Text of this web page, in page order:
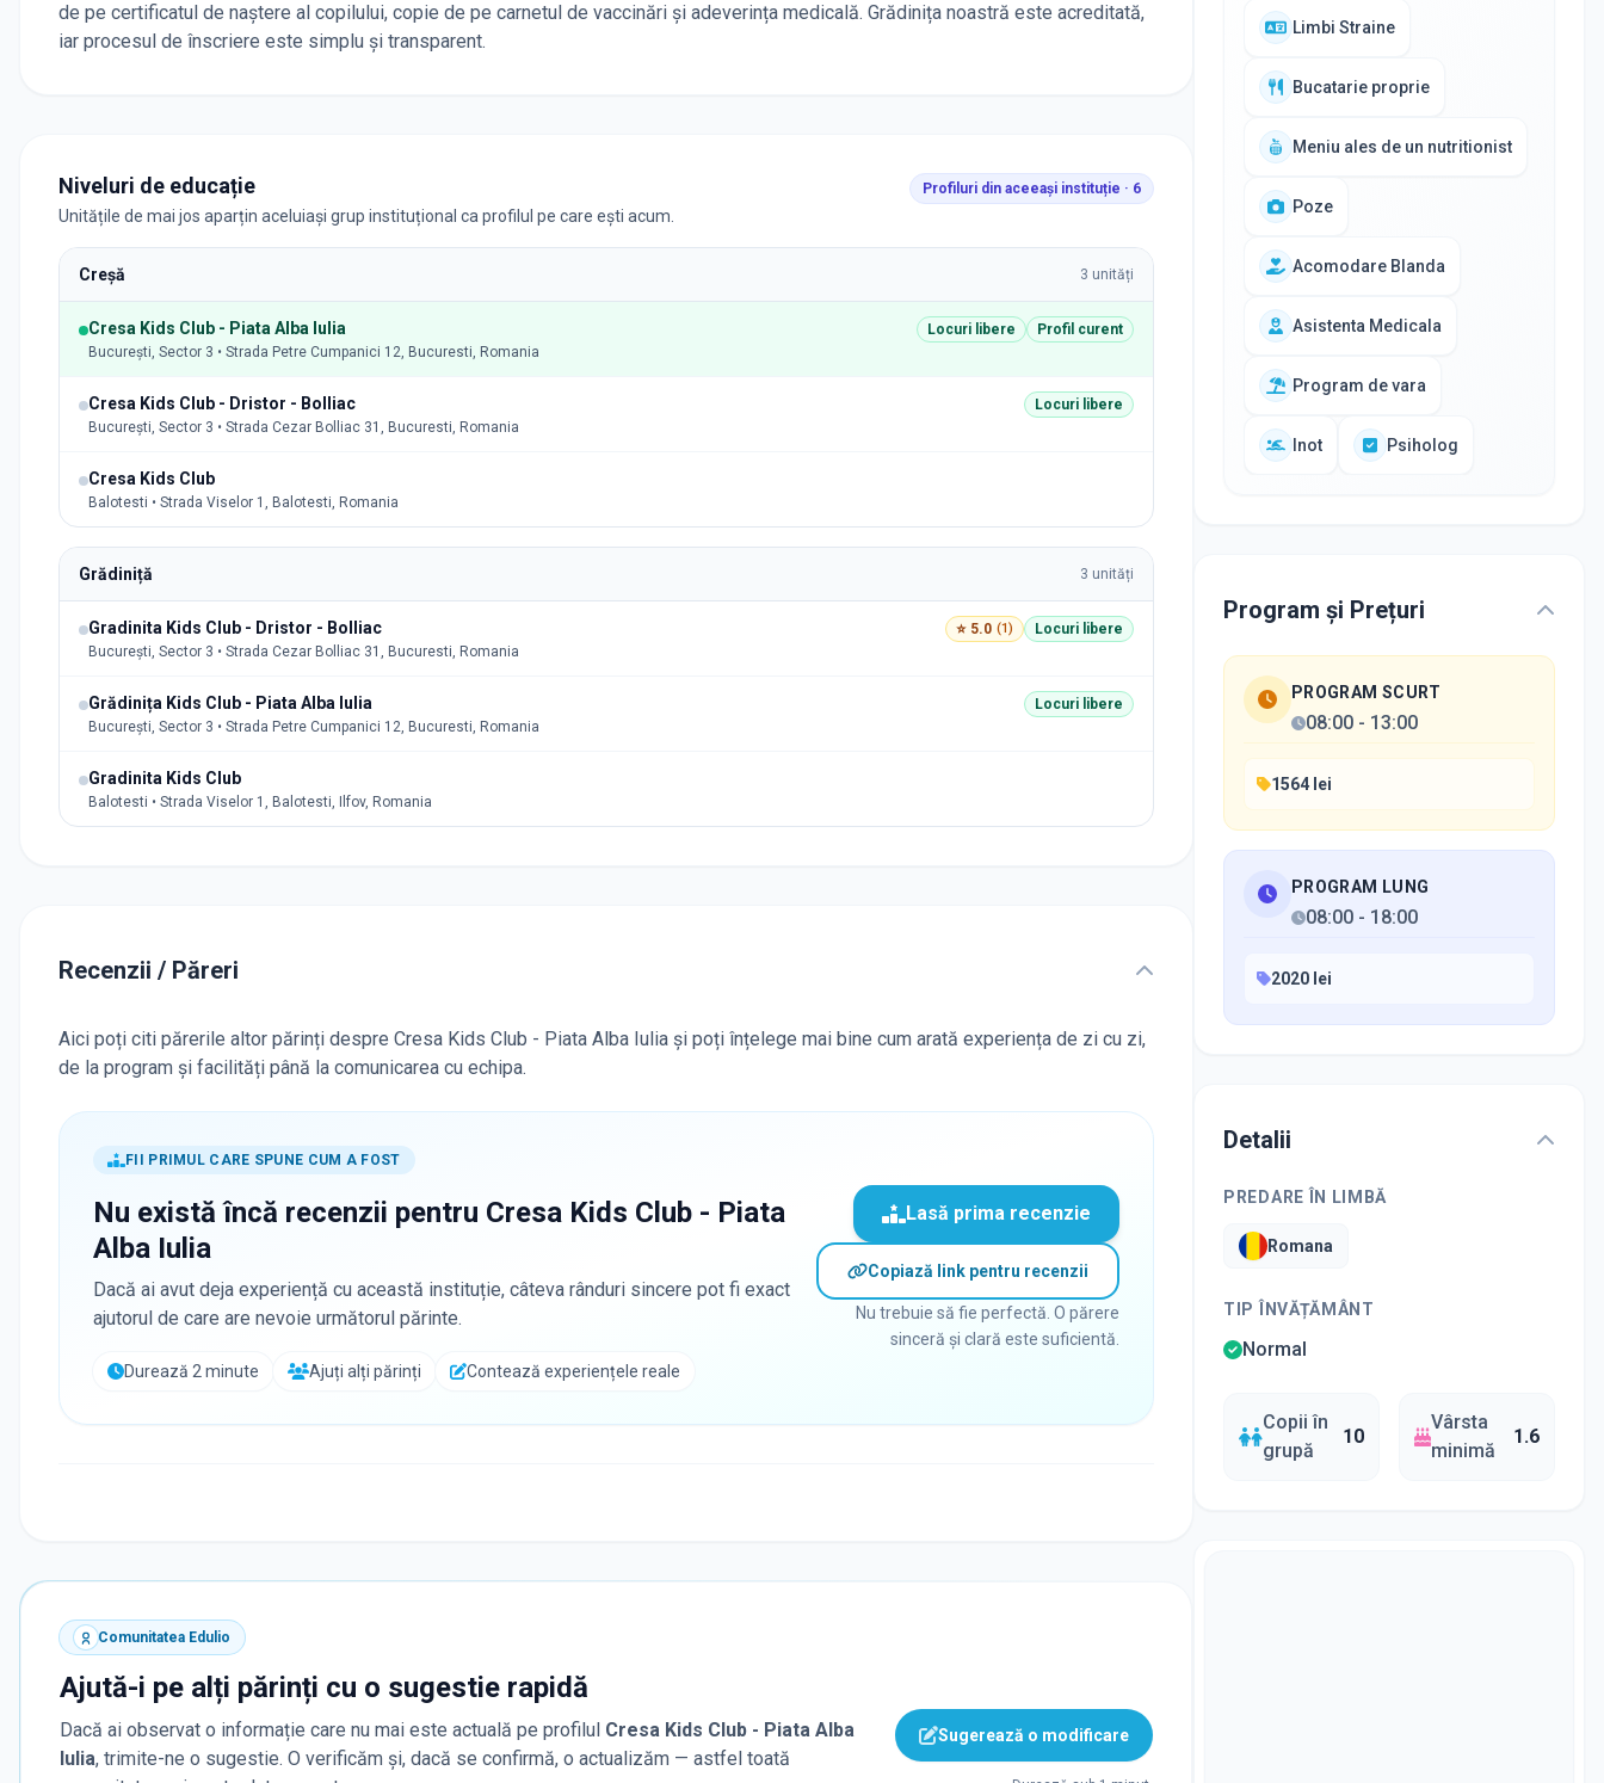
de pe certificatul de naștere al copilului, copie de pe carnetul de vaccinări și adeverința medicală. Grădinița noastră este acreditată,
iar procesul de înscriere este simplu și transparent.
Niveluri de educație
Unitățile de mai jos aparțin aceluiași grup instituțional ca profilul pe care ești acum.
Profiluri din aceeași instituție · 6
Creșă 3 unități
Cresa Kids Club - Piata Alba Iulia
București, Sector 3 • Strada Petre Cumpanici 12, Bucuresti, Romania
Locuri libere Profil curent
Cresa Kids Club - Dristor - Bolliac
București, Sector 3 • Strada Cezar Bolliac 31, Bucuresti, Romania
Locuri libere
Cresa Kids Club
Balotesti • Strada Viselor 1, Balotesti, Romania
Grădiniță 3 unități
Gradinita Kids Club - Dristor - Bolliac
București, Sector 3 • Strada Cezar Bolliac 31, Bucuresti, Romania
⭐ 5.0 (1) Locuri libere
Grădinița Kids Club - Piata Alba Iulia
București, Sector 3 • Strada Petre Cumpanici 12, Bucuresti, Romania
Locuri libere
Gradinita Kids Club
Balotesti • Strada Viselor 1, Balotesti, Ilfov, Romania
Recenzii / Păreri
Aici poți citi părerile altor părinți despre Cresa Kids Club - Piata Alba Iulia și poți înțelege mai bine cum arată experiența de zi cu zi,
de la program și facilități până la comunicarea cu echipa.
FII PRIMUL CARE SPUNE CUM A FOST
Nu există încă recenzii pentru Cresa Kids Club - Piata
Alba Iulia
Dacă ai avut deja experiență cu această instituție, câteva rânduri sincere pot fi exact
ajutorul de care are nevoie următorul părinte.
Durează 2 minute Ajuți alți părinți Contează experiențele reale
Lasă prima recenzie
Copiază link pentru recenzii
Nu trebuie să fie perfectă. O părere
sinceră și clară este suficientă.
Comunitatea Edulio
Ajută-i pe alți părinți cu o sugestie rapidă
Dacă ai observat o informație care nu mai este actuală pe profilul Cresa Kids Club - Piata Alba
Iulia, trimite-ne o sugestie. O verificăm și, dacă se confirmă, o actualizăm — astfel toată
Sugerează o modificare
Limbi Straine
Bucatarie proprie
Meniu ales de un nutritionist
Poze
Acomodare Blanda
Asistenta Medicala
Program de vara
Inot Psiholog
Program și Prețuri
PROGRAM SCURT
08:00 - 13:00
1564 lei
PROGRAM LUNG
08:00 - 18:00
2020 lei
Detalii
PREDARE ÎN LIMBĂ
Romana
TIP ÎNVĂȚĂMÂNT
Normal
Copii în
grupă
10
Vârsta
minimă
1.6